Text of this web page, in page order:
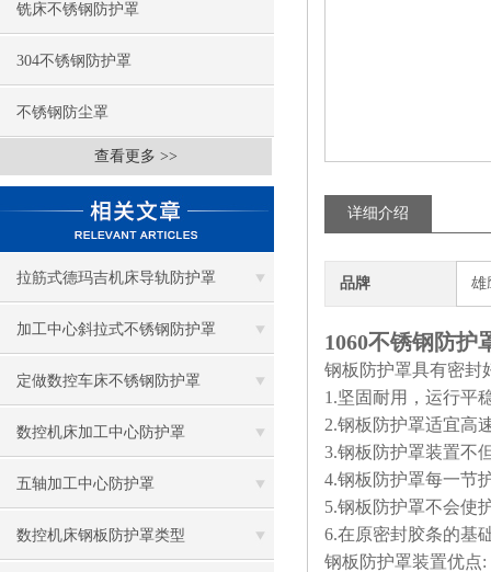
铣床不锈钢防护罩
304不锈钢防护罩
不锈钢防尘罩
查看更多 >>
拉筋式德玛吉机床导轨防护罩
加工中心斜拉式不锈钢防护罩
定做数控车床不锈钢防护罩
数控机床加工中心防护罩
五轴加工中心防护罩
数控机床钢板防护罩类型
详细介绍
品牌 雄
1060不锈钢防护
钢板防护罩具有密封
1.坚固耐用，运行平
2.钢板防护罩适宜高
3.钢板防护罩装置不
4.钢板防护罩每一节
5.钢板防护罩不会使
6.在原密封胶条的基
钢板防护罩装置优点: